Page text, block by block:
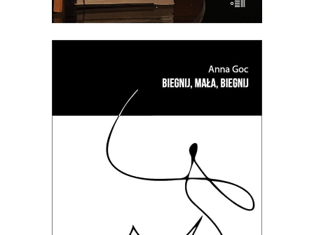
[EBOOK] BIEGNIJ, MAŁA,
PREMIERA: 5 grudnia 2024
27.50zł